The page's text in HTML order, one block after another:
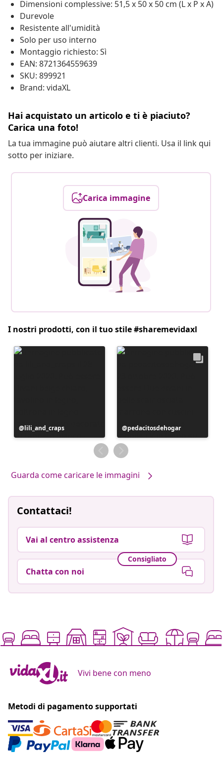
Dimensioni complessive: 51,5 x 50 x 50 cm (L x P x A)
Durevole
Resistente all'umidità
Solo per uso interno
Montaggio richiesto: Sì
EAN: 8721364559639
SKU: 899921
Brand: vidaXL
Hai acquistato un articolo e ti è piaciuto?
Carica una foto!
La tua immagine può aiutare altri clienti. Usa il link qui
sotto per iniziare.
Carica immagine
I nostri prodotti, con il tuo stile #sharemevidaxl
Post
pubblicato
lili_and_craps
Post
pubblicato
da
pedacitosdehogar
Guarda come caricare le immagini
Contattaci!
Vai al centro assistenza
Consigliato
Chatta con noi
Vivi bene con meno
Metodi di pagamento supportati